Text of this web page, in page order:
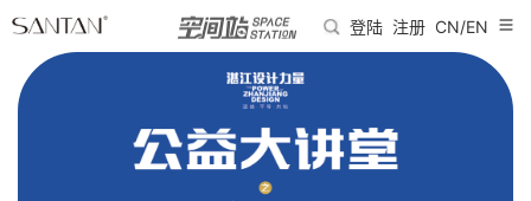
登陆 注册 CN/EN